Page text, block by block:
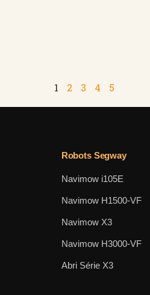
1 2 3 4 5
Robots Segway
Navimow i105E
Navimow H1500-VF
Navimow X3
Navimow H3000-VF
Abri Série X3